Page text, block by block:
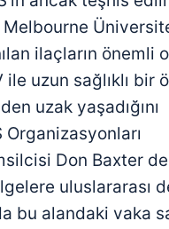
ilaçların önemli
uzun sağlıklı bir
uzak yaşadığını
Don Baxter
uluslararası
bu alandaki vaka